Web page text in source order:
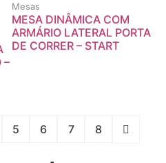
–
Mesas
MESA DINÂMICA COM
ARMÁRIO LATERAL PORTA
DE CORRER – START
5 6 7 8